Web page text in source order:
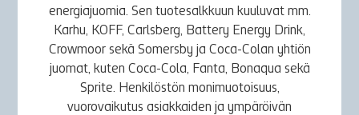
energiajuomia. Sen tuotesalkkuun kuuluvat mm.
Karhu, KOFF, Carlsberg, Battery Energy Drink,
Crowmoor sekä Somersby ja Coca-Colan yhtiön
juomat, kuten Coca-Cola, Fanta, Bonaqua sekä
Sprite. Henkilöstön monimuotoisuus,
vuorovaikutus asiakkaiden ja ympäröivän